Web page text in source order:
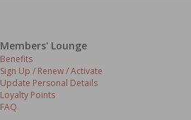
Members' Lounge
Benefits
Sign Up / Renew / Activate
Update Personal Details
Loyalty Points
FAQ